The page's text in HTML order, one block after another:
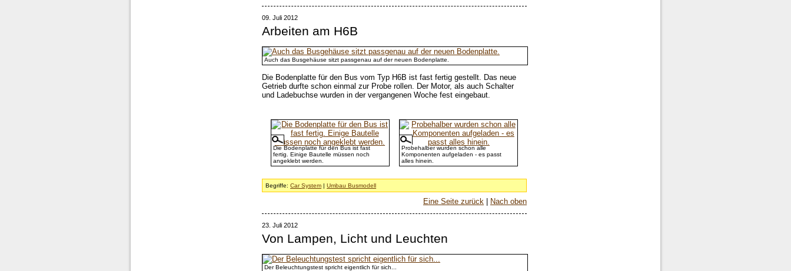
09. Juli 2012
Arbeiten am H6B
Auch das Busgehäuse sitzt passgenau auf der neuen Bodenplatte.
Die Bodenplatte für den Bus vom Typ H6B ist fast fertig gestellt. Das neue
Getrieb durfte schon einmal zur Probe rollen. Der Motor, als auch Schalter
und Ladebuchse wurden in der vergangenen Woche fest eingebaut.
Die Bodenplatte für den Bus ist fast
fertig. Einige Bautelle müssen noch
angeklebt werden.
Probehalber wurden schon alle
Komponenten aufgeladen - es passt
alles hinein.
Begriffe:Car System |Umbau Busmodell
Eine Seite zurück Nach oben
23. Juli 2012
Von Lampen, Licht und Leuchten
Der Beleuchtungstest spricht eigentlich für sich...